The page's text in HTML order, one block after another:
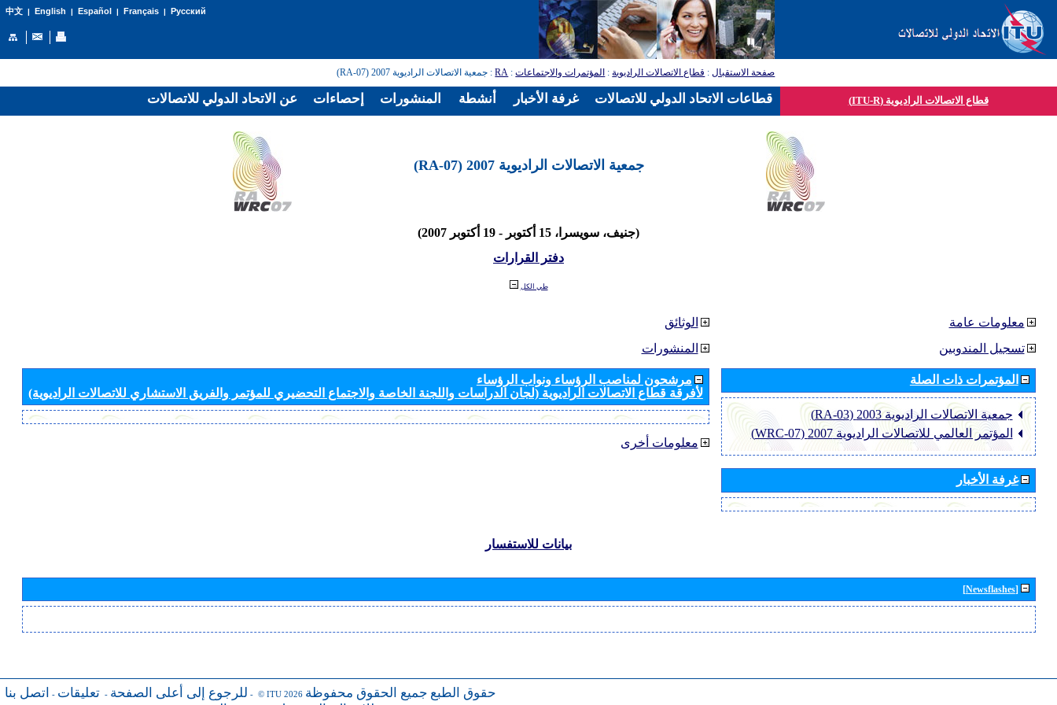
中文| English | Español | Français| Русский
صفحة الاستقبال: قطاع الاتصالات الراديوية: المؤتمرات والاجتماعات:
RA: جمعية الاتصالات الراديوية 2007 (RA-07)
قطاع الاتصالات الراديوية (ITU-R)
جمعية الاتصالات الراديوية 2007 (RA-07)
(جنيف، سويسرا، 15 أكتوبر - 19 أكتوبر 2007)
دفتر القرارات
طي الكل
الوثائق
المنشورات
مرشحون لمناصب الرؤساء ونواب الرؤساء
لأفرقة قطاع الاتصالات الراديوية (لجان الدراسات واللجنة الخاصة والاجتماع التحضيري للمؤتمر والفريق الاستشاري للاتصالات الراديوية)
معلومات أخرى
معلومات عامة
تسجيل المندوبين
المؤتمرات ذات الصلة
جمعية الاتصالات الراديوية 2003 (RA-03)
المؤتمر العالمي للاتصالات الراديوية 2007 (WRC-07)
غرفة الأخبار
بيانات للاستفسار
[Newsflashes]
للرجوع إلى أعلى الصفحة - تعليقات - اتصل بنا - © ITU 2026 حقوق الطبع جميع الحقوق محفوظة
عن الاتحاد الدولي للاتصالات إحصاءات المنشورات أنشطة غرفة الأخبار قطاعات الاتحاد الدولي للاتصالات